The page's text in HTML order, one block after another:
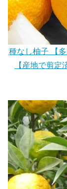
種なし柚子 【
【産地で剪